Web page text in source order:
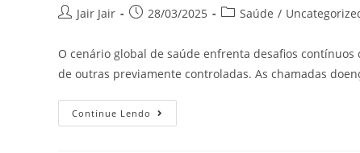
Jair Jair 28/03/2025 Saúde /
O cenário global de saúde enfrenta desafios
de outras previamente controladas. As chamadas
Continue Lendo